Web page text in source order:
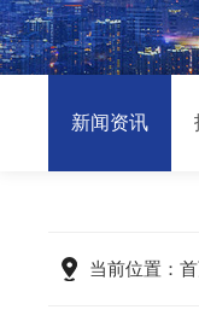
新闻资讯
当前位置：